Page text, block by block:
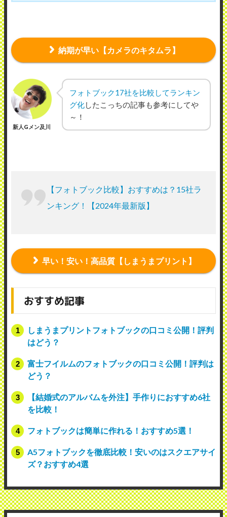
納期が早い【カメラのキタムラ】
新人Gメン及川
フォトブック17社を比較してランキン
グ化したこっちの記事も参考にしてや
～！
【フォトブック比較】おすすめは？15社ラ
ンキング！【2024年最新版】
早い！安い！高品質【しまうまプリント】
おすすめ記事
しまうまプリントフォトブックの口コミ公開！評判
はどう？
富士フイルムのフォトブックの口コミ公開！評判は
どう？
【結婚式のアルバムを外注】手作りにおすすめ6社
を比較！
フォトブックは簡単に作れる！おすすめ5選！
A5フォトブックを徹底比較！安いのはスクエアサイ
ズ？おすすめ4選